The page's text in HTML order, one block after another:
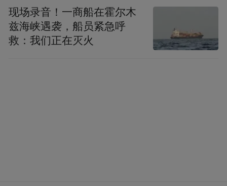
现场录音！一商船在霍尔木
兹海峡遇袭，船员紧急呼
救：我们正在灭火